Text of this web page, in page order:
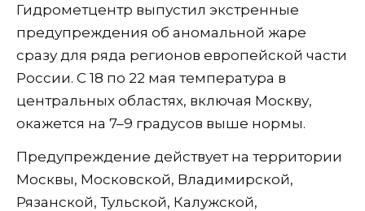
Гидрометцентр выпустил экстренные
предупреждения об аномальной жаре
сразу для ряда регионов европейской части
России. С 18 по 22 мая температура в
центральных областях, включая Москву,
окажется на 7–9 градусов выше нормы.
Предупреждение действует на территории
Москвы, Московской, Владимирской,
Рязанской, Тульской, Калужской,